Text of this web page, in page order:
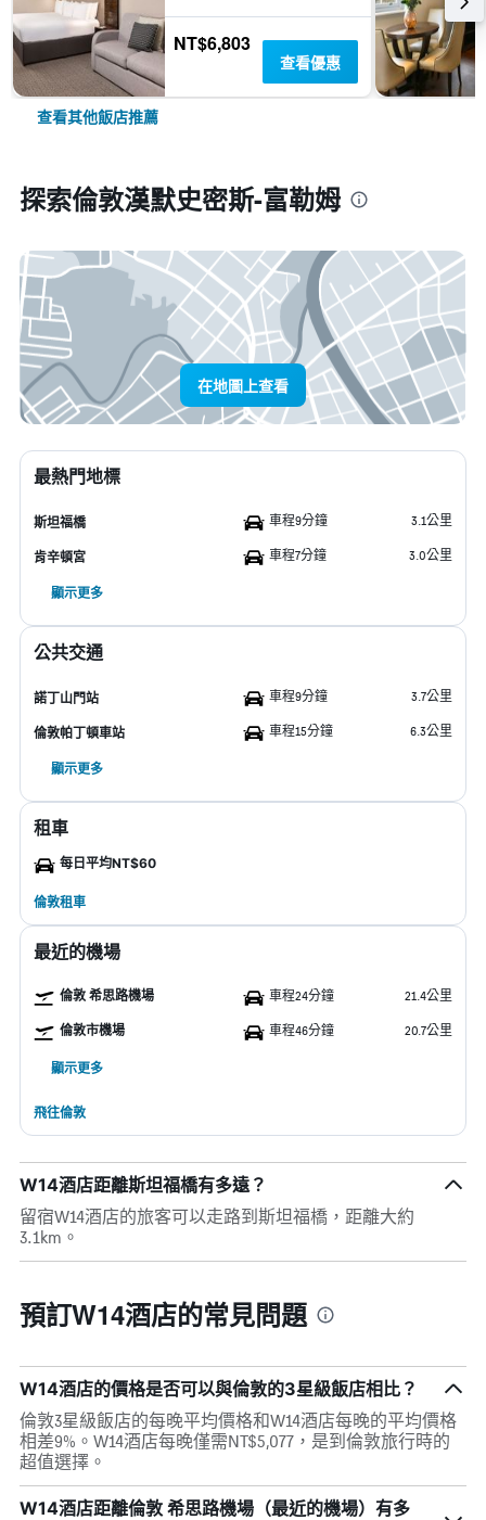
NT$6,803
查看優惠
查看其他飯店推薦
探索倫敦漢默史密斯-富勒姆
在地圖上查看
最熱門地標
斯坦福橋 車程9分鐘 3.1公里
肯辛頓宮 車程7分鐘 3.0公里
顯示更多
公共交通
諾丁山門站 車程9分鐘 3.7公里
倫敦帕丁頓車站 車程15分鐘 6.3公里
顯示更多
租車
每日平均NT$60
倫敦租車
最近的機場
倫敦 希思路機場 車程24分鐘 21.4公里
倫敦市機場 車程46分鐘 20.7公里
顯示更多
飛往倫敦
W14酒店距離斯坦福橋有多遠？
留宿W14酒店的旅客可以走路到斯坦福橋，距離大約
3.1km。
預訂W14酒店的常見問題
W14酒店的價格是否可以與倫敦的3星級飯店相比？
倫敦3星級飯店的每晚平均價格和W14酒店每晚的平均價格
相差9%。W14酒店每晚僅需NT$5,077，是到倫敦旅行時的
超值選擇。
W14酒店距離倫敦 希思路機場（最近的機場）有多